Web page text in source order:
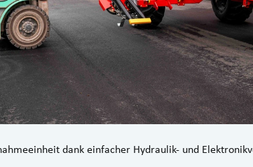
dank einfacher Hydraulik- und